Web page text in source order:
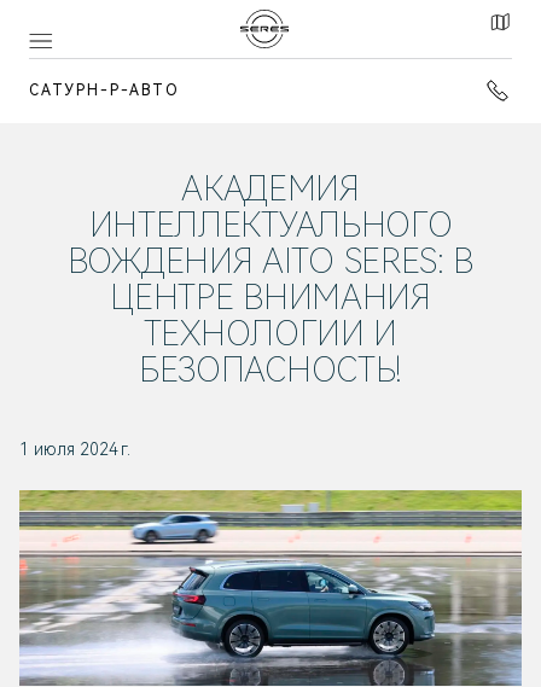
САТУРН-Р-АВТО
АКАДЕМИЯ
ИНТЕЛЛЕКТУАЛЬНОГО
ВОЖДЕНИЯ AITO SERES: В
ЦЕНТРЕ ВНИМАНИЯ
ТЕХНОЛОГИИ И
БЕЗОПАСНОСТЬ!
1 июля 2024 г.